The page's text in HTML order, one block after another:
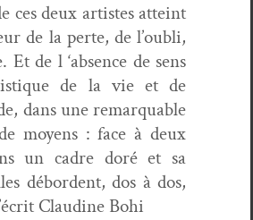
ces deux artistes atteint
de la perte, de l’oubli,
Et de l ‘absence de sens
de la vie et de
dans une remar­quable
moyens : face à deux
un cadre doré et sa
débor­dent, dos à dos,
Clau­dine Bohi